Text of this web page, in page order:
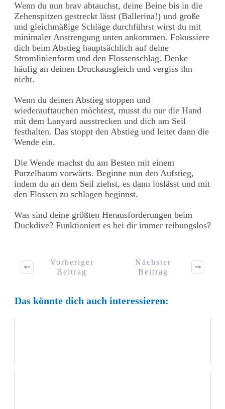
Wenn du nun brav abtauchst, deine Beine bis in die
Zehenspitzen gestreckt lässt (Ballerina!) und große
und gleichmäßige Schläge durchführst wirst du mit
minimaler Anstrengung unten ankommen. Fokussiere
dich beim Abstieg hauptsächlich auf deine
Stromlinienform und den Flossenschlag. Denke
häufig an deinen Druckausgleich und vergiss ihn
nicht.
Wenn du deinen Abstieg stoppen und
wiederauftauchen möchtest, musst du nur die Hand
mit dem Lanyard ausstrecken und dich am Seil
festhalten. Das stoppt den Abstieg und leitet dann die
Wende ein.
Die Wende machst du am Besten mit einem
Purzelbaum vorwärts. Beginne nun den Aufstieg,
indem du an dem Seil ziehst, es dann loslässt und mit
den Flossen zu schlagen beginnst.
Was sind deine größten Herausforderungen beim
Duckdive? Funktioniert es bei dir immer reibungslos?
Vorheriger
Beitrag
Nächster
Beitrag
Das könnte dich auch interessieren: